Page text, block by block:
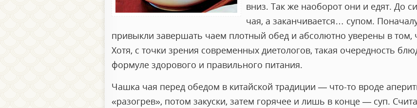
вниз. Так же наоборот они и едят. До
чая, а заканчивается… супом.
привыкли завершать чаем плотный обед и абсолютно уверены в том,
Хотя, с точки зрения современных диетологов, такая очередность
формуле здорового и правильного питания.
Чашка чая перед обедом в китайской традиции — что-то вроде
«разогрев», потом закуски, затем горячее и лишь в конце — суп.